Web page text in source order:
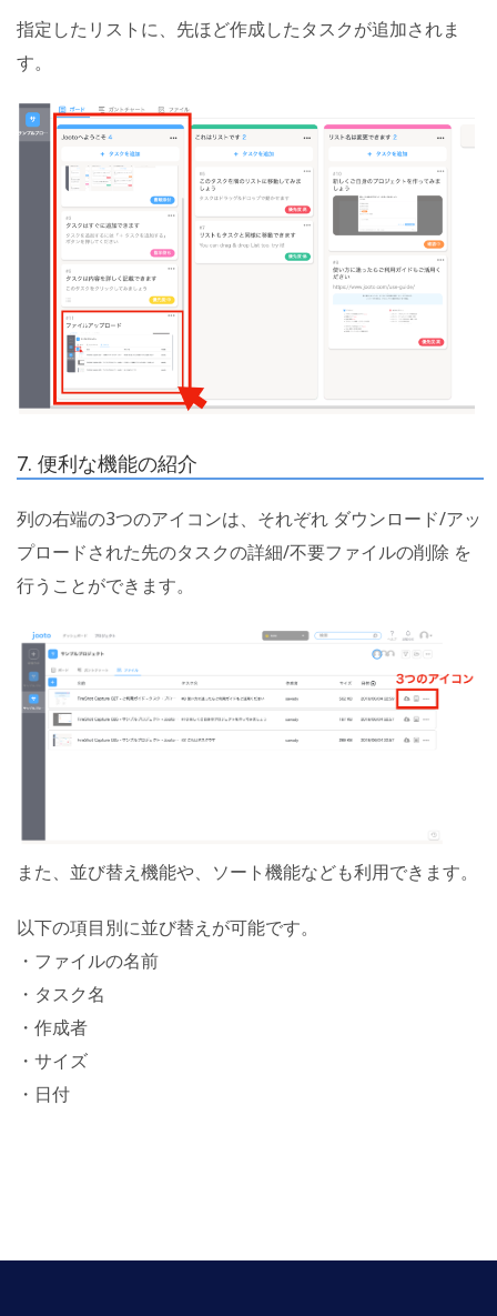
指定したリストに、先ほど作成したタスクが追加されま
す。
7. 便利な機能の紹介
列の右端の3つのアイコンは、それぞれ ダウンロード/アッ
プロードされた先のタスクの詳細/不要ファイルの削除 を
行うことができます。
また、並び替え機能や、ソート機能なども利用できます。
以下の項目別に並び替えが可能です。
・ファイルの名前
・タスク名
・作成者
・サイズ
・日付